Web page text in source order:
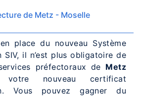
de Metz - Moselle
place du nouveau Système
SIV, il n’est plus obligatoire de
préfectoraux de Metz
nouveau certificat
Vous pouvez gagner du